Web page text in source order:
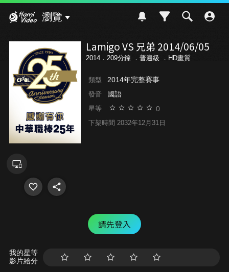
瀏覽
Lamigo VS 兄弟 2014/06/05
2014．209分鐘 ． 普遍級 ．HD畫質
類型 2014年完整賽事
發音 國語
星等 0
下架時間 2032年12月31日
請先登入
我的星等
影片給分